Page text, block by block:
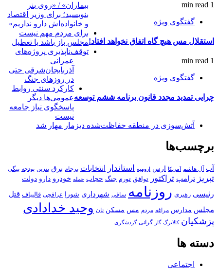
1 min read
گفتگوی ویژه
استقلال مس هیچ گاه اتفاق نخواهد افتاد!
1 min read
گفتگوی ویژه
چرایی تمدید مجدد قانون برنامه ششم توسعه
بیماران» / «روی بنر
بنویسید؛ برای وزیر اقتصاد
و خانواده‌اش دارو نداریم»
برای مردم مهم نیست
مجلس باز باشد یا تعطیل
توقف‌ناپذیری پروژه‌های
عمرانی
آذربایجان‌شرقی حتی
در روزهای جنگ
کارکرد سنتی روابط
عمومی‌ها دیگر
پاسخگوی نیاز جامعه
نیست
آتش‌سوزی در منطقه حفاظت‌شده دیزمار مهار شد
برچسب‌ها
آب آل هاشم آمریکا ارس ارومیه استاندار انتخابات برجام برق بنزین بودجه بیگی
تبریز ترامپ تراکتور توافق تورم جنگ حجاب حمله خودرو دارو دولت
رئیسی رهبری روزنامه ساقی شهرداری شورا عراقچی قالیباف قتل
مجلس مدارس مراغه مردم مس مسکن نان وحید خدادادی
پزشکیان کالابرگ گاز گرانی گردشگری
دسته ها
اجتماعی